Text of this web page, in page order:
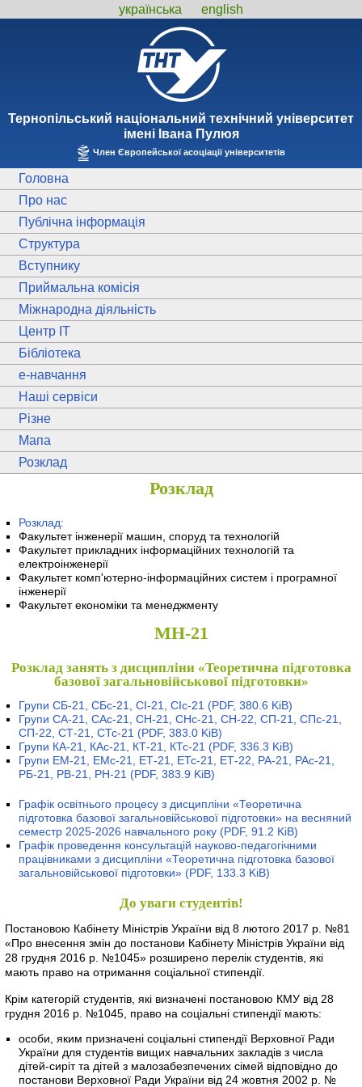
українська english
Тернопiльський національний технiчний унiверситет
iменi Iвана Пулюя
Член Європейської асоціації університетів
Головна
Про нас
Публічна інформація
Структура
Вступнику
Приймальна комісія
Міжнародна діяльність
Центр ІТ
Бібліотека
e-навчання
Наші сервіси
Різне
Мапа
Розклад
Розклад
Розклад:
Факультет інженерії машин, споруд та технологій
Факультет прикладних інформаційних технологій та
електроінженерії
Факультет комп'ютерно-інформаційних систем і програмної
інженерії
Факультет економіки та менеджменту
МН-21
Розклад занять з дисципліни «Теоретична підготовка
базової загальновійськової підготовки»
Групи СБ-21, СБс-21, СІ-21, СІс-21 (PDF, 380.6 KiB)
Групи СА-21, САс-21, СН-21, СНс-21, СН-22, СП-21, СПс-21,
СП-22, СТ-21, СТс-21 (PDF, 383.0 KiB)
Групи КА-21, КАс-21, КТ-21, КТс-21 (PDF, 336.3 KiB)
Групи ЕМ-21, ЕМс-21, ЕТ-21, ЕТс-21, ЕТ-22, РА-21, РАс-21,
РБ-21, РВ-21, РН-21 (PDF, 383.9 KiB)
Графік освітнього процесу з дисципліни «Теоретична
підготовка базової загальновійськової підготовки» на весняний
семестр 2025-2026 навчального року (PDF, 91.2 KiB)
Графік проведення консультацій науково-педагогічними
працівниками з дисципліни «Теоретична підготовка базової
загальновійськової підготовки» (PDF, 133.3 KiB)
До уваги студентів!
Постановою Кабінету Міністрів України від 8 лютого 2017 р. №81
«Про внесення змін до постанови Кабінету Міністрів України від
28 грудня 2016 р. №1045» розширено перелік студентів, які
мають право на отримання соціальної стипендії.
Крім категорій студентів, які визначені постановою КМУ від 28
грудня 2016 р. №1045, право на соціальні стипендії мають:
особи, яким призначені соціальні стипендії Верховної Ради
України для студентів вищих навчальних закладів з числа
дітей-сиріт та дітей з малозабезпечених сімей відповідно до
постанови Верховної Ради України від 24 жовтня 2002 р. №